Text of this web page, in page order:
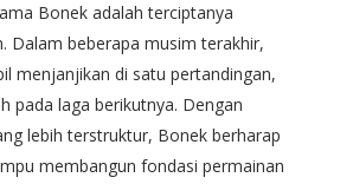
Bonek adalah terciptanya
Dalam beberapa musim terakhir,
menjanjikan di satu pertandingan,
pada laga berikutnya. Dengan
lebih terstruktur, Bonek berharap
membangun fondasi permainan